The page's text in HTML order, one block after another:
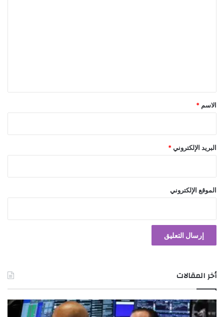
*
الاسم *
البريد الإلكتروني *
الموقع الإلكتروني
أخر المقالات